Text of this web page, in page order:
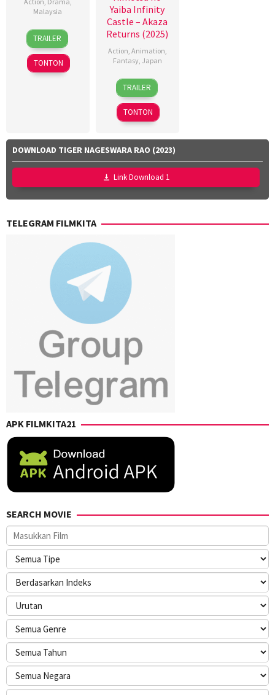
Malaysia
9
Apr
2026
Dyeanna
Jemat
Faisal
Ishak,
TRAILER
TONTON
Yaiba Infinity
Castle – Akaza
Returns (2025)
Action, Animation,
Fantasy, Japan
18
Jul
2025
Akihiko
Uda,
Haruo
Sotozaki
Hosokawa
Kei
Tsunematsu,
Ken
Nakazawa,
Harada,
Yuji
Shimizu
Kubo
TRAILER
TONTON
DOWNLOAD TIGER NAGESWARA RAO (2023)
Link Download 1
TELEGRAM FILMKITA
APK FILMKITA21
SEARCH MOVIE